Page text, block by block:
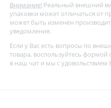
Внимание! Реальный внешний
упаковки может отличаться от
может быть изменён
уведомления.
Если у Вас есть вопросы по
товара, воспользуйтесь формой
в наш чат и мы с